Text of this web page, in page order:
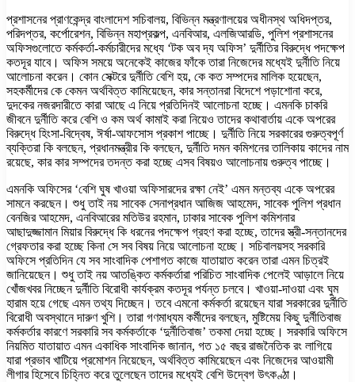
প্রশাসনের প্রাণকেন্দ্র বাংলাদেশ সচিবালয়, বিভিন্ন মন্ত্রণালয়ের অধীনস্থ অধিদপ্তর,
পরিদপ্তর, কর্পোরেশন, বিভিন্ন মহাপ্রকল্প, এনবিআর, এলজিআরডি, পুলিশ প্রশাসনের
অফিসগুলোতে কর্মকর্তা-কর্মচারীদের মধ্যে ‘টক অব দ্য অফিস’ দুর্নীতির বিরুদ্ধে পদক্ষেপ
কতদূর যাবে। অফিস সময়ে অনেকেই কাজের ফাঁকে তারা নিজেদের মধ্যেই দুর্নীতি নিয়ে
আলোচনা করেন। কোন সেক্টরে দুর্নীতি বেশি হয়, কে কত সম্পদের মালিক হয়েছেন,
সহকর্মীদের কে কেমন অর্থবিত্ত কামিয়েছেন, কার সন্তানরা বিদেশে পড়াশোনা করে,
দুদকের নজরদারীতে কারা আছে এ নিয়ে প্রতিদিনই আলোচনা হচ্ছে। এমনকি চাকরি
জীবনে দুর্নীতি করে বেশি ও কম অর্থ কামাই করা নিয়েও তাদের কথাবার্তায় একে অপরের
বিরুদ্ধে হিংসা-বিদ্বেষ, ঈর্ষা-আফসোস প্রকাশ পাচ্ছে। দুর্নীতি নিয়ে সরকারের গুরুত্বপূর্ণ
ব্যক্তিরা কি বলছেন, প্রধানমন্ত্রীর কি বলছেন, দুর্নীতি দমন কমিশনের তালিকায় কাদের নাম
রয়েছে, কার কার সম্পদের তদন্ত করা হচ্ছে এসব বিষয়ও আলোচনায় গুরুত্ব পাচ্ছে।
এমনকি অফিসের ‘বেশি ঘুষ খাওয়া অফিসারদের রক্ষা নেই’ এমন মন্তব্য একে অপরের
সামনে করছেন। শুধু তাই নয় সাবেক সেনাপ্রধান আজিজ আহমেদ, সাবেক পুলিশ প্রধান
বেনজির আহমেদ, এনবিআরের মতিউর রহমান, ঢাকার সাবেক পুলিশ কমিশনার
আছাদুজ্জামান মিয়ার বিরুদ্ধে কি ধরনের পদক্ষেপ গ্রহণ করা হচ্ছে, তাদের স্ত্রী-সন্তানদের
গ্রেফতার করা হচ্ছে কিনা সে সব বিষয় নিয়ে আলোচনা হচ্ছে। সচিবালয়সহ সরকারি
অফিসে প্রতিদিন যে সব সাংবাদিক পেশাগত কাজে যাতায়াত করেন তারা এমন চিত্রই
জানিয়েছেন। শুধু তাই নয় আতঙ্কিত কর্মকর্তারা পরিচিত সাংবাদিক পেলেই আড়ালে নিয়ে
খোঁজখবর নিচ্ছেন দুর্নীতি বিরোধী কার্যক্রম কতদূর পর্যন্ত চলবে। খাওয়া-দাওয়া এবং ঘুম
হারাম হয়ে গেছে এমন তথ্য দিচ্ছেন। তবে এমনো কর্মকর্তা রয়েছেন যারা সরকারের দুর্নীতি
বিরোধী অবস্থানে দারুণ খুশি। তারা গণমাধ্যম কর্মীদের বলছেন, মুষ্টিমেয় কিছু দুর্নীতিবাজ
কর্মকর্তার কারণে সরকারি সব কর্মকর্তাকে ‘দুর্নীতিবাজ’ তকমা দেয়া হচ্ছে। সরকারি অফিসে
নিয়মিত যাতায়াত এমন একাধিক সাংবাদিক জানান, গত ১৫ বছর রাজনৈতিক রং লাগিয়ে
যারা প্রভাব খাটিয়ে প্রমোশন নিয়েছেন, অর্থবিত্ত কামিয়েছেন এবং নিজেদের আওয়ামী
লীগার হিসেবে চিহ্নিত করে তুলেছেন তাদের মধ্যেই বেশি উদ্বেগ উৎকণ্ঠা।